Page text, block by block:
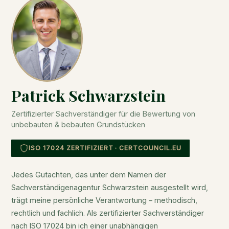
Patrick Schwarzstein
Zertifizierter Sachverständiger für die Bewertung von
unbebauten & bebauten Grundstücken
ISO 17024 ZERTIFIZIERT · CERTCOUNCIL.EU
Jedes Gutachten, das unter dem Namen der
Sachverständigenagentur Schwarzstein ausgestellt wird,
trägt meine persönliche Verantwortung – methodisch,
rechtlich und fachlich. Als zertifizierter Sachverständiger
nach ISO 17024 bin ich einer unabhängigen